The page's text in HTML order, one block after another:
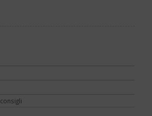
radicali liberi
pazienti con diabete
glicemia